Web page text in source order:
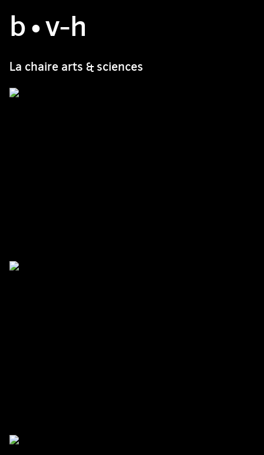
b•v-h
atelier
projets
bvh type
La chaire arts & sciences